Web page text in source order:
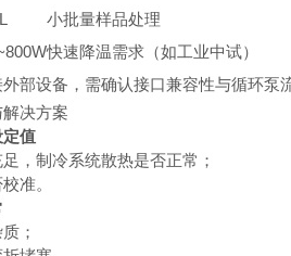
小批量样品处理
快速降温需求（如工业中试）
部设备，需确认接口兼容性与循环泵
决方案
值
，制冷系统散热是否正常；
准。
；